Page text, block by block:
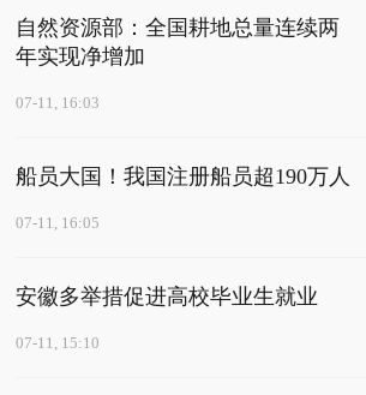
自然资源部：全国耕地总量连续两
年实现净增加
07-11, 16:03
船员大国！我国注册船员超190万人
07-11, 16:05
安徽多举措促进高校毕业生就业
07-11, 15:10